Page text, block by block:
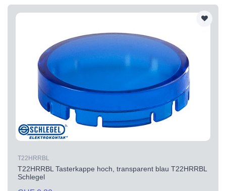
T22HRRBL
T22HRRBL Tasterkappe hoch, transparent blau T22HRRBL
Schlegel